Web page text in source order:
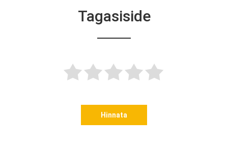
Tagasiside
Hinnata